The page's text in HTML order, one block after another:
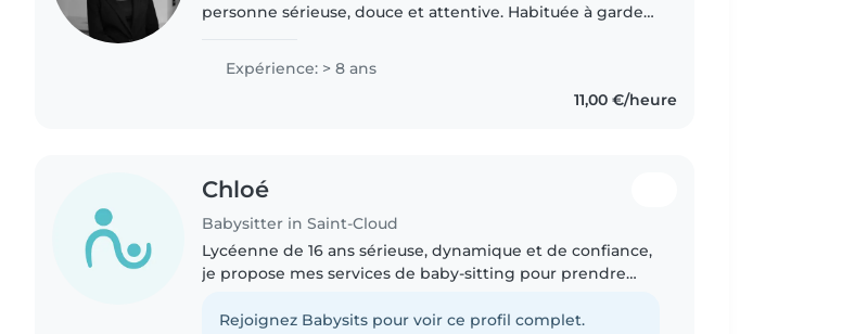
personne sérieuse, douce et attentive. Habituée à garder
à l'aise avec..
Expérience: > 8 ans
11,00 €/heure
Chloé
Babysitter in Saint-Cloud
Lycéenne de 16 ans sérieuse, dynamique et de confiance,
je propose mes services de baby-sitting pour prendre
responsable, je sais..
Rejoignez Babysits pour voir ce profil complet.